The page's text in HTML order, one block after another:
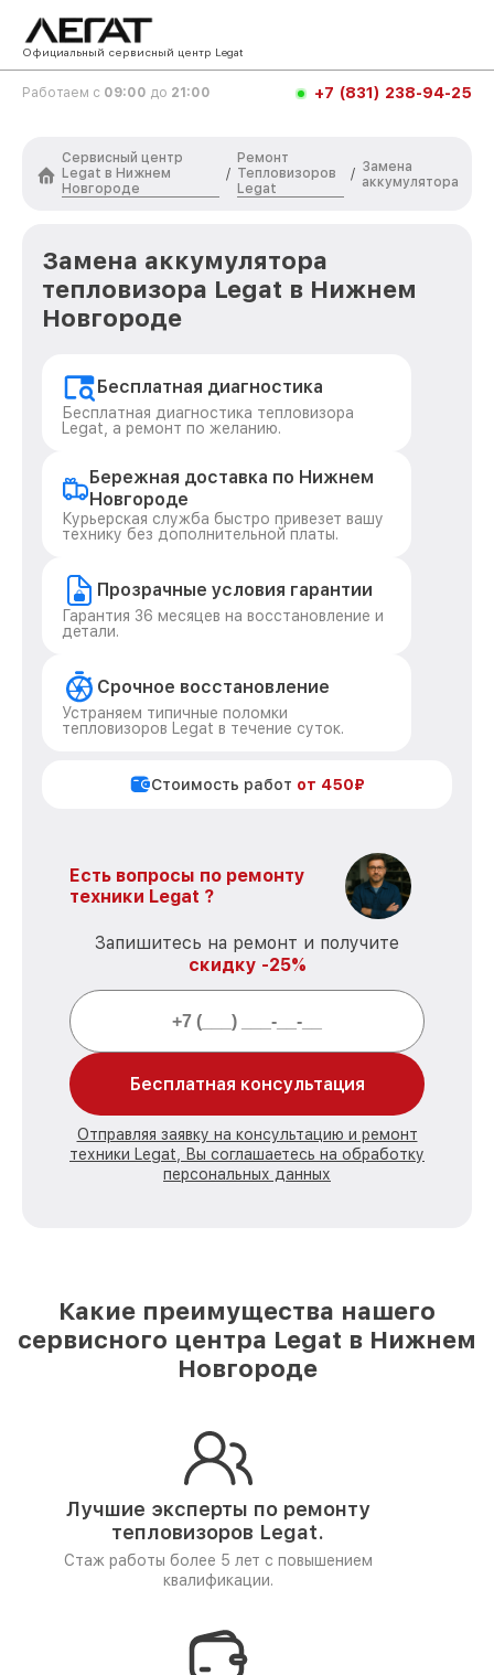
Официальный сервисный центр Legat
Работаем с 09:00 до 21:00 +7 (831) 238-94-25
Сервисный центр
Legat в Нижнем
Новгороде
/
Ремонт
Тепловизоров
Legat
/ Замена
аккумулятора
Замена аккумулятора
тепловизора Legat в Нижнем
Новгороде
Бесплатная диагностика
Бесплатная диагностика тепловизора
Legat, а ремонт по желанию.
Бережная доставка по Нижнем
Новгороде
Курьерская служба быстро привезет вашу
технику без дополнительной платы.
Прозрачные условия гарантии
Гарантия 36 месяцев на восстановление и
детали.
Срочное восстановление
Устраняем типичные поломки
тепловизоров Legat в течение суток.
Стоимость работ от 450₽
Есть вопросы по ремонту
техники Legat ?
Запишитесь на ремонт и получите
скидку -25%
Бесплатная консультация
Отправляя заявку на консультацию и ремонт
техники Legat, Вы соглашаетесь на обработку
персональных данных
Какие преимущества нашего
сервисного центра Legat в Нижнем
Новгороде
Лучшие эксперты по ремонту
тепловизоров Legat.
Стаж работы более 5 лет с повышением
квалификации.